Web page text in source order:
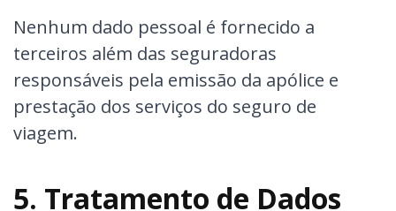
Nenhum dado pessoal é fornecido a
terceiros além das seguradoras
responsáveis pela emissão da apólice e
prestação dos serviços do seguro de
viagem.
5. Tratamento de Dados